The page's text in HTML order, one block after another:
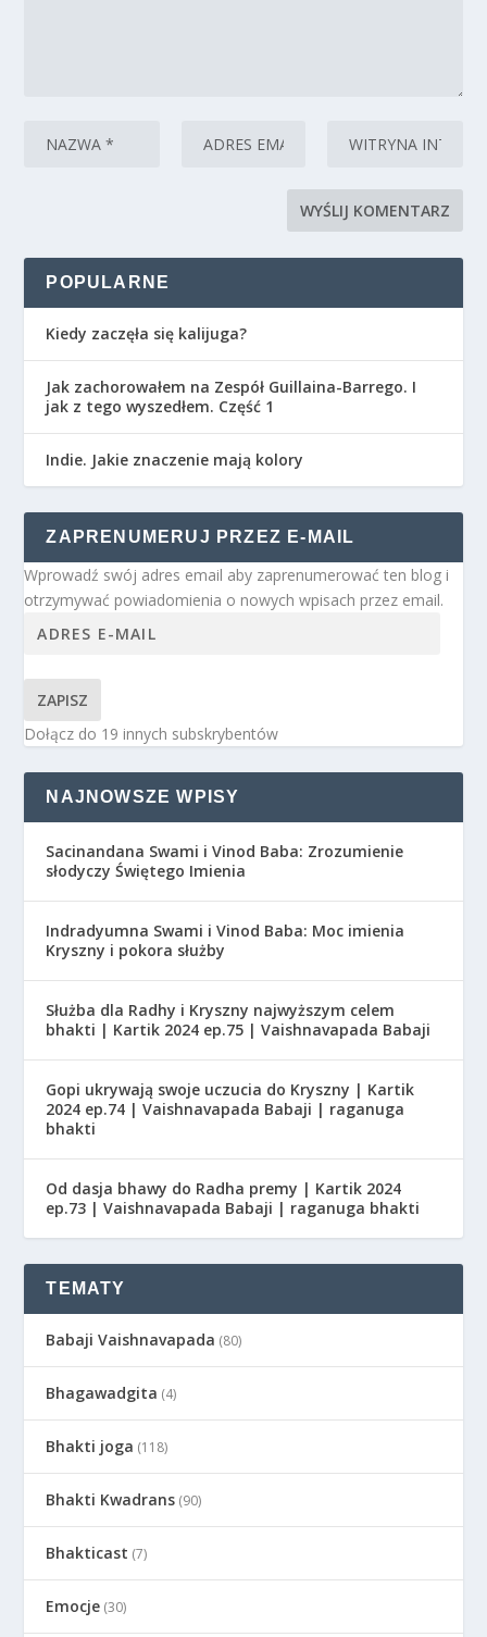
POPULARNE
Kiedy zaczęła się kalijuga?
Jak zachorowałem na Zespół Guillaina-Barrego. I
jak z tego wyszedłem. Część 1
Indie. Jakie znaczenie mają kolory
ZAPRENUMERUJ PRZEZ E-MAIL
Wprowadź swój adres email aby zaprenumerować ten blog i
otrzymywać powiadomienia o nowych wpisach przez email.
ZAPISZ
Dołącz do 19 innych subskrybentów
NAJNOWSZE WPISY
Sacinandana Swami i Vinod Baba: Zrozumienie
słodyczy Świętego Imienia
Indradyumna Swami i Vinod Baba: Moc imienia
Kryszny i pokora służby
Służba dla Radhy i Kryszny najwyższym celem
bhakti | Kartik 2024 ep.75 | Vaishnavapada Babaji
Gopi ukrywają swoje uczucia do Kryszny | Kartik
2024 ep.74 | Vaishnavapada Babaji | raganuga
bhakti
Od dasja bhawy do Radha premy | Kartik 2024
ep.73 | Vaishnavapada Babaji | raganuga bhakti
TEMATY
Babaji Vaishnavapada (80)
Bhagawadgita (4)
Bhakti joga (118)
Bhakti Kwadrans (90)
Bhakticast (7)
Emocje (30)